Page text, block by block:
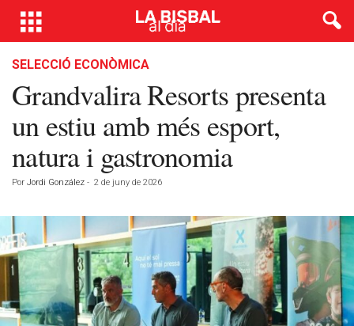
SELECCIÓ ECONÒMICA
Grandvalira Resorts presenta
un estiu amb més esport,
natura i gastronomia
Por Jordi González - 2 de juny de 2026